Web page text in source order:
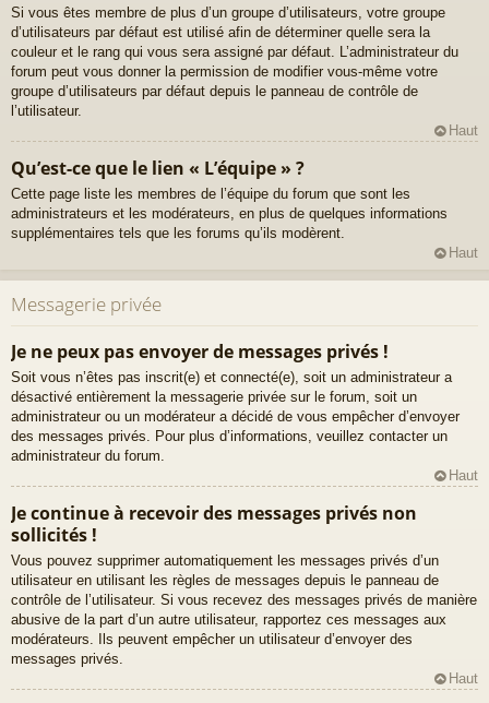
Si vous êtes membre de plus d’un groupe d’utilisateurs, votre groupe
d’utilisateurs par défaut est utilisé afin de déterminer quelle sera la
couleur et le rang qui vous sera assigné par défaut. L’administrateur du
forum peut vous donner la permission de modifier vous-même votre
groupe d’utilisateurs par défaut depuis le panneau de contrôle de
l’utilisateur.
Haut
Qu’est-ce que le lien « L’équipe » ?
Cette page liste les membres de l’équipe du forum que sont les
administrateurs et les modérateurs, en plus de quelques informations
supplémentaires tels que les forums qu’ils modèrent.
Haut
Messagerie privée
Je ne peux pas envoyer de messages privés !
Soit vous n’êtes pas inscrit(e) et connecté(e), soit un administrateur a
désactivé entièrement la messagerie privée sur le forum, soit un
administrateur ou un modérateur a décidé de vous empêcher d’envoyer
des messages privés. Pour plus d’informations, veuillez contacter un
administrateur du forum.
Haut
Je continue à recevoir des messages privés non
sollicités !
Vous pouvez supprimer automatiquement les messages privés d’un
utilisateur en utilisant les règles de messages depuis le panneau de
contrôle de l’utilisateur. Si vous recevez des messages privés de manière
abusive de la part d’un autre utilisateur, rapportez ces messages aux
modérateurs. Ils peuvent empêcher un utilisateur d’envoyer des
messages privés.
Haut